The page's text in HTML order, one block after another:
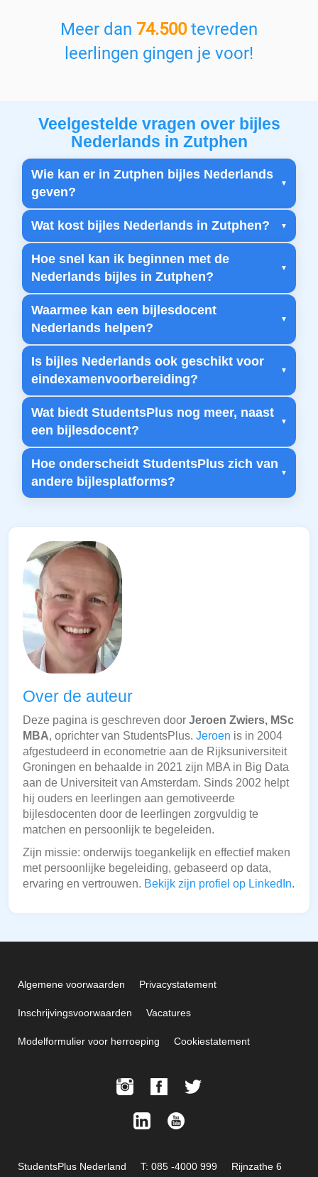
Meer dan 74.500tevreden
leerlingen gingen je voor!
Veelgestelde vragen over bijles
Nederlands in Zutphen
Wie kan er in Zutphen bijles Nederlands
geven?
Wat kost bijles Nederlands in Zutphen?
Hoe snel kan ik beginnen met de
Nederlands bijles in Zutphen?
Waarmee kan een bijlesdocent
Nederlands helpen?
Is bijles Nederlands ook geschikt voor
eindexamenvoorbereiding?
Wat biedt StudentsPlus nog meer, naast
een bijlesdocent?
Hoe onderscheidt StudentsPlus zich van
andere bijlesplatforms?
Over de auteur
Deze pagina is geschreven door Jeroen Zwiers, MSc
MBA, oprichter van StudentsPlus. Jeroen is in 2004
afgestudeerd in econometrie aan de Rijksuniversiteit
Groningen en behaalde in 2021 zijn MBA in Big Data
aan de Universiteit van Amsterdam. Sinds 2002 helpt
hij ouders en leerlingen aan gemotiveerde
bijlesdocenten door de leerlingen zorgvuldig te
matchen en persoonlijk te begeleiden.
Zijn missie: onderwijs toegankelijk en effectief maken
met persoonlijke begeleiding, gebaseerd op data,
ervaring en vertrouwen. Bekijk zijn profiel op LinkedIn.
Algemene voorwaarden Privacystatement
Inschrijvingsvoorwaarden Vacatures
Modelformulier voor herroeping Cookiestatement
StudentsPlus Nederland T: 085 -4000 999 Rijnzathe 6